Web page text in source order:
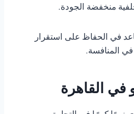
منخفضة الجودة.
في الحفاظ على استقرار
المنافسة.
في القاهرة